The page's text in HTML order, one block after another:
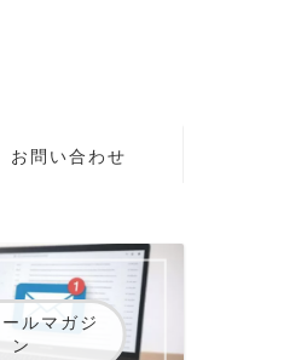
お問い合わせ
ルマガジ
ン